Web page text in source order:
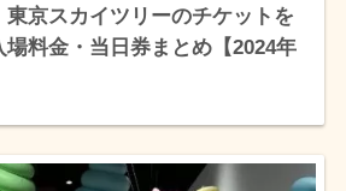
東京スカイツリーのチケットを
料金・当日券まとめ【2024年